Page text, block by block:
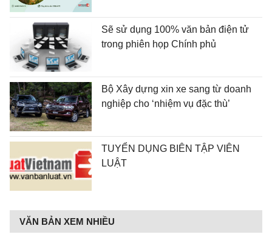
​Sẽ sử dụng 100% văn bản điện tử
trong phiên họp Chính phủ
Bộ Xây dựng xin xe sang từ doanh
nghiệp cho ‘nhiệm vụ đặc thù’
TUYỂN DỤNG BIÊN TẬP VIÊN
LUẬT
VĂN BẢN XEM NHIỀU